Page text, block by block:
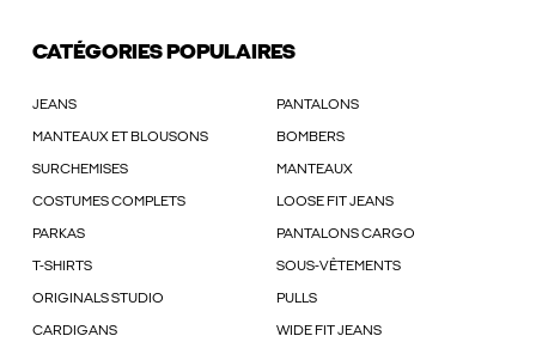
CATÉGORIES POPULAIRES
JEANS PANTALONS
MANTEAUX ET BLOUSONS BOMBERS
SURCHEMISES MANTEAUX
COSTUMES COMPLETS LOOSE FIT JEANS
PARKAS PANTALONS CARGO
T-SHIRTS SOUS-VÊTEMENTS
ORIGINALS STUDIO PULLS
CARDIGANS WIDE FIT JEANS